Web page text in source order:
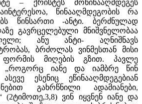
– ქრისტეს მოწინააღმდეგეს
წინააღმდეგობის რა
წინსართი -ანტი. ბერძნულად
გავრცელებული მნიშვნელობაა
ანუ ანტი- აღნიშნავს
ბრძოლას ვინმესთან მისი
მიღების გზით. პავლე
იანე და იამბრე წინ
ესენიც ეწინააღმდეგებიან
გახრწნილი ადამიანები,
(2ტიმოთე,3,8) ვინ იყვნენ იანე და